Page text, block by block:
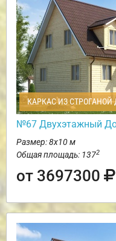
КАРКАС ИЗ СТРОГАНОЙ
№67 Двухэтажный
Размер: 8х10 м
Общая площадь: 1372
от 3697300